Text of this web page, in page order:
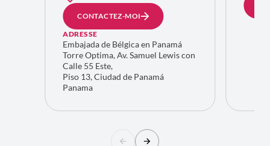
CONTACTEZ-MOI
ADRESSE
Embajada de Bélgica en Panamá
Torre Optima, Av. Samuel Lewis con
Calle 55 Este,
Piso 13, Ciudad de Panamá
Panama